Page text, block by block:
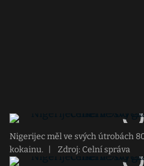
Nigerijec měl ve svých útrobách
kokainu.
Zdroj: Celní správa